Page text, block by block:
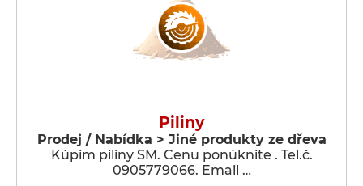
Piliny
Prodej / Nabídka > Jiné produkty ze dřeva
Kúpim piliny SM. Cenu ponúknite . Tel.č.
0905779066. Email …